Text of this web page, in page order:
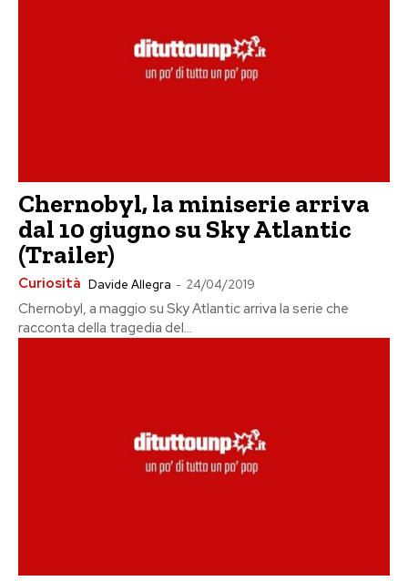
Chernobyl, la miniserie arriva
dal 10 giugno su Sky Atlantic
(Trailer)
Curiosità Davide Allegra - 24/04/2019
Chernobyl, a maggio su Sky Atlantic arriva la serie che
racconta della tragedia del...